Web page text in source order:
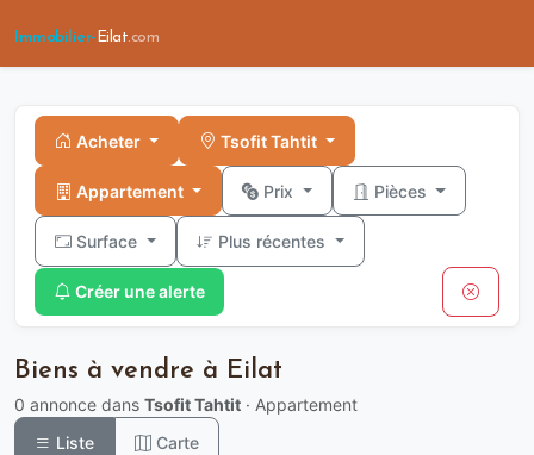
Immobilier- Eilat.com
Acheter Tsofit Tahtit
Appartement Prix Pièces
Surface Plus récentes
Créer une alerte
Biens à vendre à Eilat
0 annonce dans Tsofit Tahtit · Appartement
Liste
Carte